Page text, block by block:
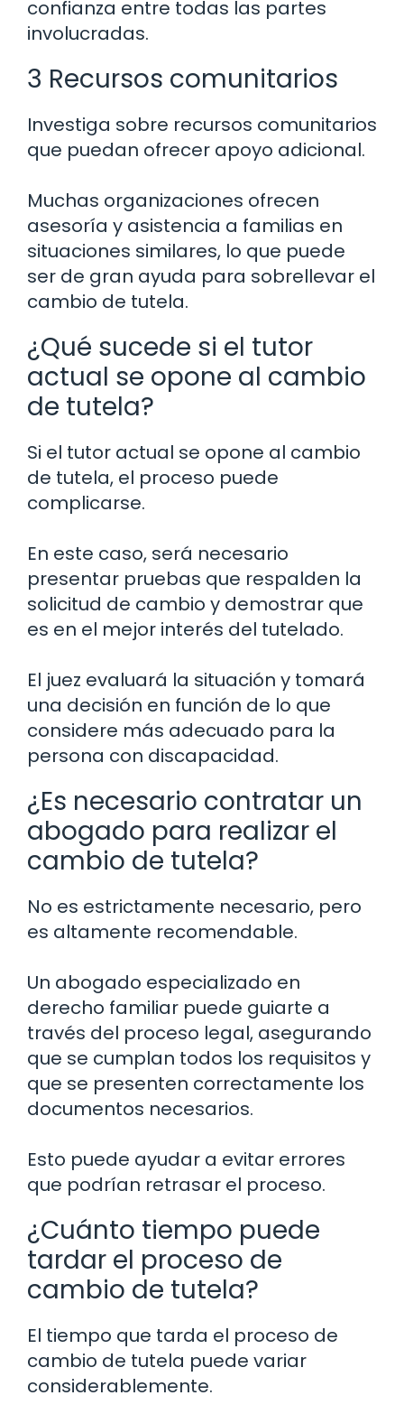
confianza entre todas las partes
involucradas.
3 Recursos comunitarios
Investiga sobre recursos comunitarios
que puedan ofrecer apoyo adicional.
Muchas organizaciones ofrecen
asesoría y asistencia a familias en
situaciones similares, lo que puede
ser de gran ayuda para sobrellevar el
cambio de tutela.
¿Qué sucede si el tutor
actual se opone al cambio
de tutela?
Si el tutor actual se opone al cambio
de tutela, el proceso puede
complicarse.
En este caso, será necesario
presentar pruebas que respalden la
solicitud de cambio y demostrar que
es en el mejor interés del tutelado.
El juez evaluará la situación y tomará
una decisión en función de lo que
considere más adecuado para la
persona con discapacidad.
¿Es necesario contratar un
abogado para realizar el
cambio de tutela?
No es estrictamente necesario, pero
es altamente recomendable.
Un abogado especializado en
derecho familiar puede guiarte a
través del proceso legal, asegurando
que se cumplan todos los requisitos y
que se presenten correctamente los
documentos necesarios.
Esto puede ayudar a evitar errores
que podrían retrasar el proceso.
¿Cuánto tiempo puede
tardar el proceso de
cambio de tutela?
El tiempo que tarda el proceso de
cambio de tutela puede variar
considerablemente.